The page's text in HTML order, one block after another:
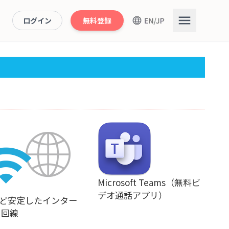
ログイン 無料登録
安定したインター
線
Microsoft Teams（無料ビ
デオ通話アプリ）